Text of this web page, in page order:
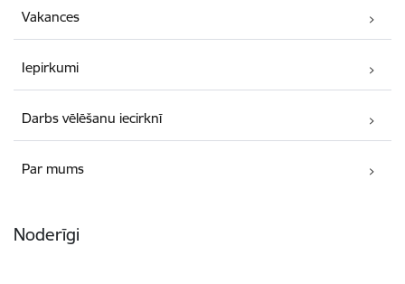
Vakances
Iepirkumi
Darbs vēlēšanu iecirknī
Par mums
Noderīgi